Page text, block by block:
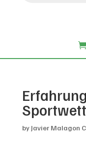
by Javier Malagon